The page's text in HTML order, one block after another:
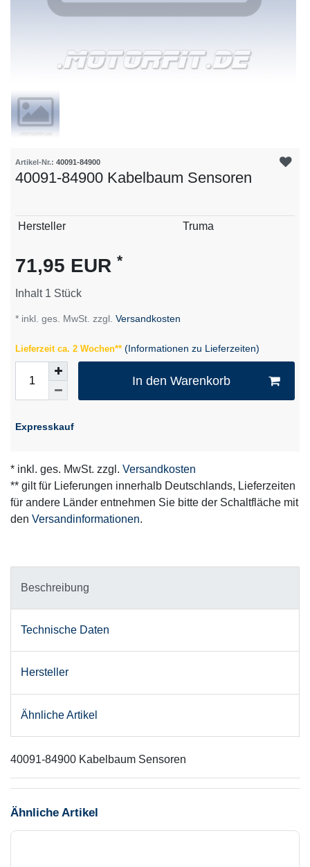
Artikel-Nr.: 40091-84900
40091-84900 Kabelbaum Sensoren
Technisches
Wert
Hersteller Truma
71,95 EUR *
Inhalt 1 Stück
* inkl. ges. MwSt. zzgl. Versandkosten
Lieferzeit ca. 2 Wochen** (Informationen zu Lieferzeiten)
In den Warenkorb
Expresskauf
* inkl. ges. MwSt. zzgl. Versandkosten
** gilt für Lieferungen innerhalb Deutschlands, Lieferzeiten
für andere Länder entnehmen Sie bitte der Schaltfläche mit
den Versandinformationen.
Beschreibung
Technische Daten
Hersteller
Ähnliche Artikel
40091-84900 Kabelbaum Sensoren
Ähnliche Artikel